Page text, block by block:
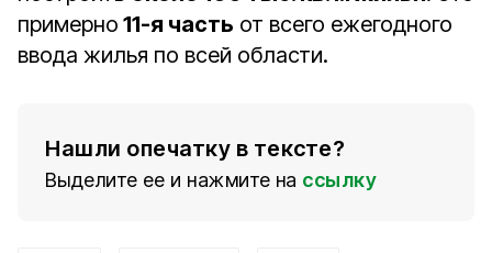
примерно 11-я часть от всего ежегодного
ввода жилья по всей области.
Нашли опечатку в тексте?
Выделите ее и нажмите на ссылку